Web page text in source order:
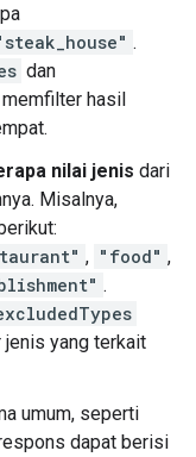
.
dan
memfilter hasil
nilai jenis dari
Misalnya,
, "food" ,
.
yang terkait
umum, seperti
dapat berisi